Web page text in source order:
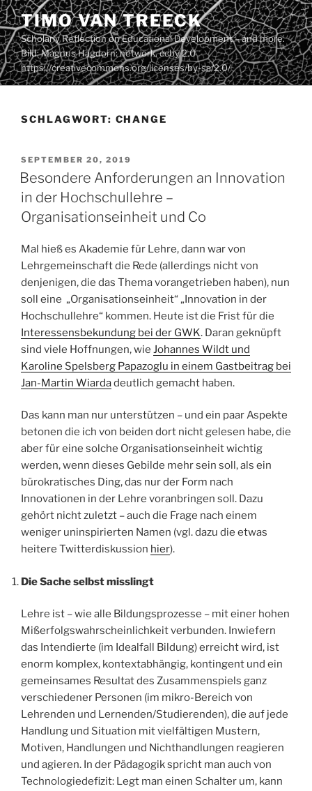
Zum
Inhalt
springen
TIMO VAN TREECK
Scholarly Reflection on Educational Development – and more.
Bild: Magnus Hagdorn: network. ccby 2.0
https://creativecommons.org/licenses/by-sa/2.0/
SCHLAGWORT: CHANGE
VERÖFFENTLICHT
AM
SEPTEMBER 20, 2019
Besondere Anforderungen an Innovation
in der Hochschullehre –
Organisationseinheit und Co
Mal hieß es Akademie für Lehre, dann war von
Lehrgemeinschaft die Rede (allerdings nicht von
denjenigen, die das Thema vorangetrieben haben), nun
soll eine „Organisationseinheit“ „Innovation in der
Hochschullehre“ kommen. Heute ist die Frist für die
Interessensbekundung bei der GWK. Daran geknüpft
sind viele Hoffnungen, wie Johannes Wildt und
Karoline Spelsberg Papazoglu in einem Gastbeitrag bei
Jan-Martin Wiardadeutlich gemacht haben.
Das kann man nur unterstützen – und ein paar Aspekte
betonen die ich von beiden dort nicht gelesen habe, die
aber für eine solche Organisationseinheit wichtig
werden, wenn dieses Gebilde mehr sein soll, als ein
bürokratisches Ding, das nur der Form nach
Innovationen in der Lehre voranbringen soll. Dazu
gehört nicht zuletzt – auch die Frage nach einem
weniger uninspirierten Namen (vgl. dazu die etwas
heitere Twitterdiskussion hier).
Die Sache selbst misslingt
Lehre ist – wie alle Bildungsprozesse – mit einer hohen
Mißerfolgswahrscheinlichkeit verbunden. Inwiefern
das Intendierte (im Idealfall Bildung) erreicht wird, ist
enorm komplex, kontextabhängig, kontingent und ein
gemeinsames Resultat des Zusammenspiels ganz
verschiedener Personen (im mikro-Bereich von
Lehrenden und Lernenden/Studierenden), die auf jede
Handlung und Situation mit vielfältigen Mustern,
Motiven, Handlungen und Nichthandlungen reagieren
und agieren. In der Pädagogik spricht man auch von
Technologiedefizit: Legt man einen Schalter um, kann